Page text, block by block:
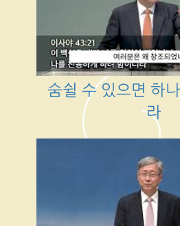
숨쉴 수 있으면 하
라